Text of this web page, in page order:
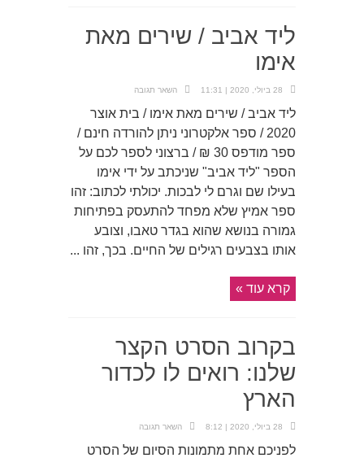
ליד אביב / שירים מאת
אימו
28 ביולי, 2020 | 11:31 השאר תגובה
ליד אביב / שירים מאת אימו / בית אוצר
2020 / ספר אלקטרוני ניתן להורדה חינם /
ספר מודפס 30 ₪ / ברצוני לספר לכם על
הספר "ליד אביב" שניכתב על ידי אימו
בעילו שם וגרם לי לבכות. יכולתי לכתוב: זהו
ספר אמיץ שלא מפחד להתעסק בפתיחות
גמורה בנושא שהוא בגדר טאבו, וצובע
אותו בצבעים רגילים של החיים. בכך, זהו ...
קרא עוד »
בקרוב הסרט הקצר
שלנו: רואים לו לכדור
הארץ
28 ביולי, 2020 | 8:12 השאר תגובה
לפניכם אחת מתמונות הסיום של הסרט